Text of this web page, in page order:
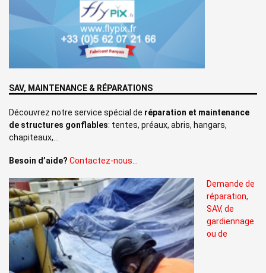
SAV, MAINTENANCE & RÉPARATIONS
Découvrez notre service spécial de réparation et maintenance
de structures gonflables: tentes, préaux, abris, hangars,
chapiteaux,…
Besoin d’aide? Contactez-nous…
Demande de
réparation,
SAV, de
gardiennage
ou de